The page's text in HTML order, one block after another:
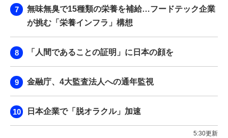
無味無臭で15種類の栄養を補給…フードテック企業
が挑む「栄養インフラ」構想
「人間であることの証明」に日本の顔を
金融庁、4大監査法人への通年監視
日本企業で「脱オラクル」加速
5:30更新